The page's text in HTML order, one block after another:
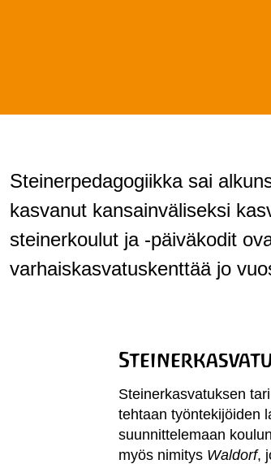
Steinerpedagogiikka sai
kasvanut kansainväliseksi
steinerkoulut ja -päiväkodit
varhaiskasvatuskenttää jo
Steinerkasvatuksen
tehtaan työntekijöiden
suunnittelemaan
myös nimitys Waldorf,